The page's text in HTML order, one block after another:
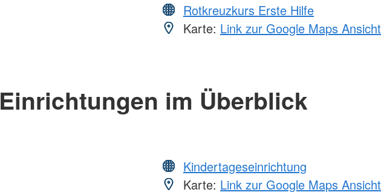
Rotkreuzkurs Erste Hilfe
Karte: Link zur Google Maps Ansicht
Einrichtungen im Überblick
Kindertageseinrichtung
Karte: Link zur Google Maps Ansicht